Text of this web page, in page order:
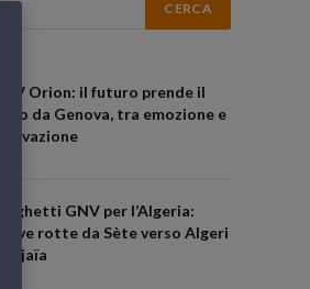
GNV Orion: il futuro prende il
largo da Genova, tra emozione e
innovazione
Traghetti GNV per l’Algeria:
nuove rotte da Sète verso Algeri
e Béjaïa